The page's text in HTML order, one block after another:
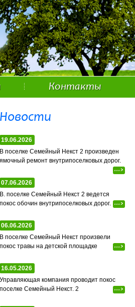
Контакты
Новости
19.06.2026
В поселке Семейный Некст 2 произведен
ямочный ремонт внутрипоселковых дорог.
...>
07.06.2026
В. поселке Семейный Некст 2 ведется
покос обочин внутрипоселковых дорог.
...>
06.06.2026
В поселке Семейный Некст произвели
покос травы на детской площадке
...>
16.05.2026
Управляющая компания проводит покос
поселке Семейный Некст. 2
...>